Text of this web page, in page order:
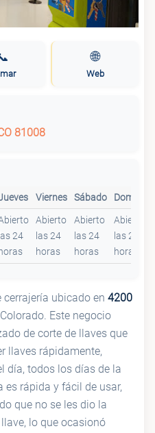
🌐
Web
81008
Viernes Sábado Domingo
las 24
horas
Abierto
las 24
horas
Abierto
las 24
horas
Abierto
las 24
horas
cerrajería ubicado en 4200
Este negocio
de corte de llaves que
llaves rápidamente,
día, todos los días de la
rápida y fácil de usar,
que no se les dio la
lo que ocasionó